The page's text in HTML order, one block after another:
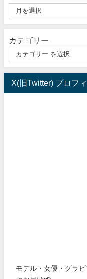
カテゴリー
X(旧Twitter) プロフ
モデル・女優・グラ